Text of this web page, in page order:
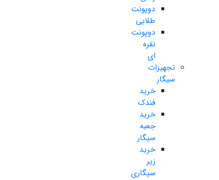
دوپونت
طلایی
دوپونت
نقره
ای
تجهیزات
سیگار
خرید
فندک
خرید
جعبه
سیگار
خرید
زیر
سیگاری